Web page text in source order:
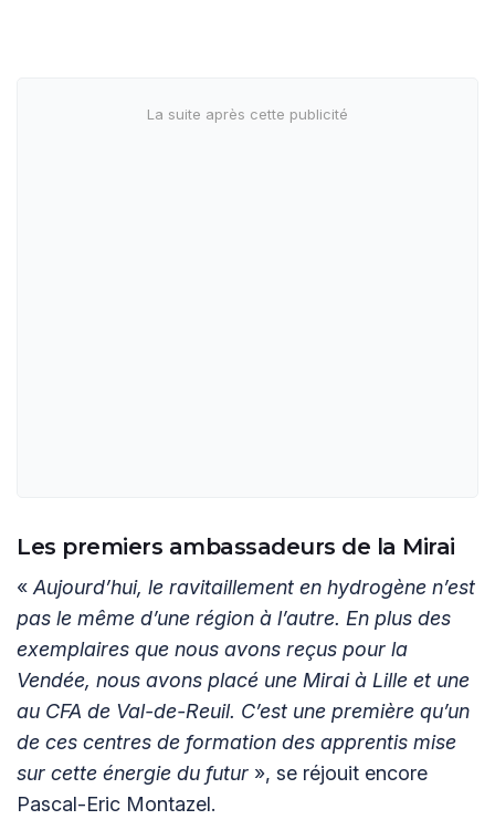
Les premiers ambassadeurs de la Mirai
« Aujourd’hui, le ravitaillement en hydrogène n’est
pas le même d’une région à l’autre. En plus des
exemplaires que nous avons reçus pour la
Vendée, nous avons placé une Mirai à Lille et une
au CFA de Val-de-Reuil. C’est une première qu’un
de ces centres de formation des apprentis mise
sur cette énergie du futur », se réjouit encore
Pascal-Eric Montazel.